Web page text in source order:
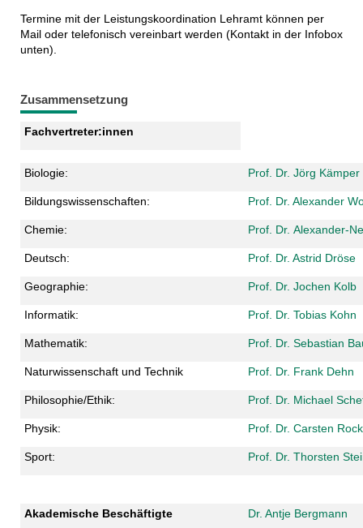
Termine mit der Leistungskoordination Lehramt können per
Mail oder telefonisch vereinbart werden (Kontakt in der Infobox
unten).
Zusammensetzung
Fachvertreter:innen
Biologie: Prof. Dr. Jörg Kämper
Bildungswissenschaften: Prof. Dr. Alexander
Chemie: Prof. Dr. Alexander-
Deutsch: Prof. Dr. Astrid Dröse
Geographie: Prof. Dr. Jochen Kolb
Informatik: Prof. Dr. Tobias Kohn
Mathematik: Prof. Dr. Sebastian
Naturwissenschaft und Technik Prof. Dr. Frank Dehn
Philosophie/Ethik: Prof. Dr. Michael
Physik: Prof. Dr. Carsten
Sport: Prof. Dr. Thorsten
Akademische Beschäftigte Dr. Antje Bergmann